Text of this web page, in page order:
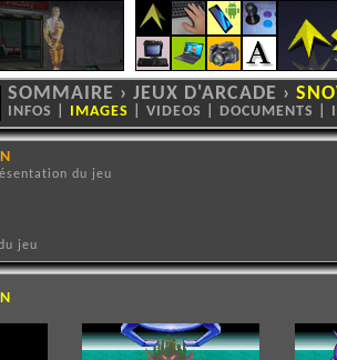
SOMMAIRE › JEUX D'ARCADE ›
INFOS IMAGES VIDEOS DOCUMENTS
du jeu
jeu